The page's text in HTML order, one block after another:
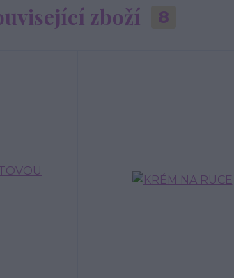
zboží 8